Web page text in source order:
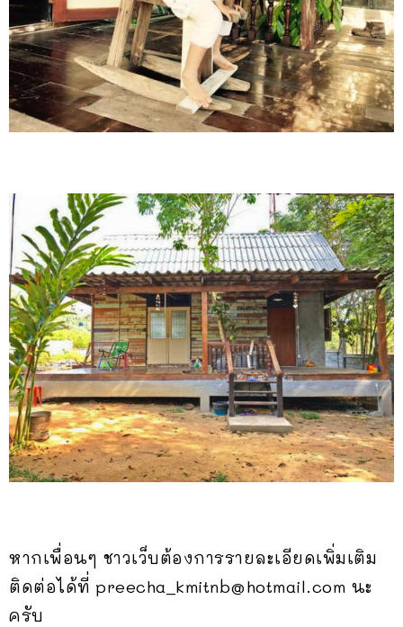
หากเพื่อนๆ ชาวเว็บต้องการรายละเอียดเพิ่มเติม
ติดต่อได้ที่ preecha_kmitnb@hotmail.com นะ
ครับ